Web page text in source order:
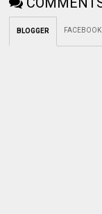
BLOGGER FACEBOOK